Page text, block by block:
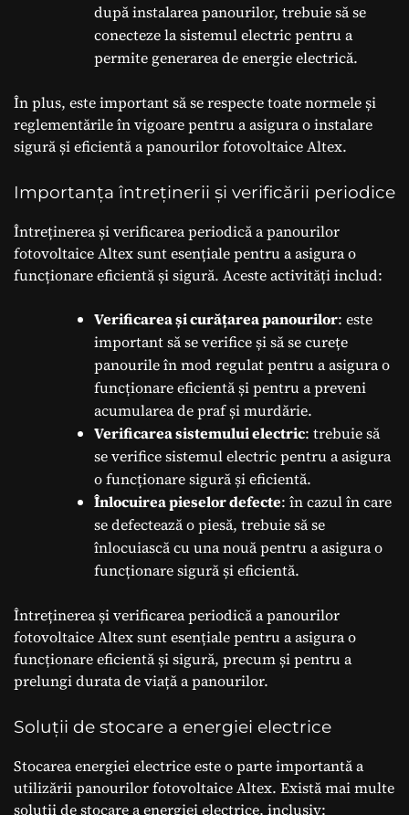
după instalarea panourilor, trebuie să se
conecteze la sistemul electric pentru a
permite generarea de energie electrică.
În plus, este important să se respecte toate normele și
reglementările în vigoare pentru a asigura o instalare
sigură și eficientă a panourilor fotovoltaice Altex.
Importanța întreținerii și verificării periodice
Întreținerea și verificarea periodică a panourilor
fotovoltaice Altex sunt esențiale pentru a asigura o
funcționare eficientă și sigură. Aceste activități includ:
Verificarea și curățarea panourilor: este
important să se verifice și să se curețe
panourile în mod regulat pentru a asigura o
funcționare eficientă și pentru a preveni
acumularea de praf și murdărie.
Verificarea sistemului electric: trebuie să
se verifice sistemul electric pentru a asigura
o funcționare sigură și eficientă.
Înlocuirea pieselor defecte: în cazul în care
se defectează o piesă, trebuie să se
înlocuiască cu una nouă pentru a asigura o
funcționare sigură și eficientă.
Întreținerea și verificarea periodică a panourilor
fotovoltaice Altex sunt esențiale pentru a asigura o
funcționare eficientă și sigură, precum și pentru a
prelungi durata de viață a panourilor.
Soluții de stocare a energiei electrice
Stocarea energiei electrice este o parte importantă a
utilizării panourilor fotovoltaice Altex. Există mai multe
soluții de stocare a energiei electrice, inclusiv: